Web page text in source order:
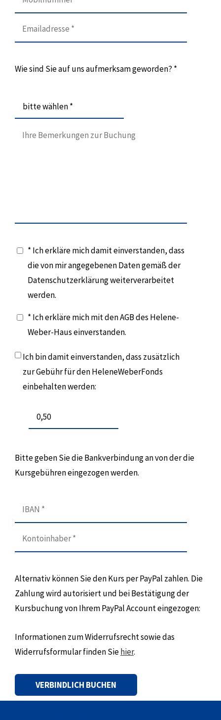
Wie sind Sie auf uns aufmerksam geworden? *
bitte wählen *
* Ich erkläre mich damit einverstanden, dass
die von mir angegebenen Daten gemäß der
Datenschutzerklärung weiterverarbeitet
werden.
* Ich erkläre mich mit den AGB des Helene-
Weber-Haus einverstanden.
Ich bin damit einverstanden, dass zusätzlich
zur Gebühr für den HeleneWeberFonds
einbehalten werden:
Bitte geben Sie die Bankverbindung an von der die
Kursgebühren eingezogen werden.
Alternativ können Sie den Kurs per PayPal zahlen. Die
Zahlung wird autorisiert und bei Bestätigung der
Kursbuchung von Ihrem PayPal Account eingezogen:
Informationen zum Widerrufsrecht sowie das
Widerrufsformular finden Siehier.